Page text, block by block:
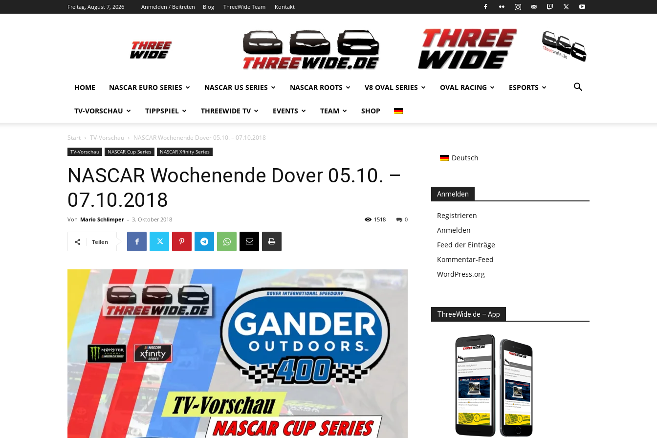
Freitag, August 7, 2026 Anmelden / Beitreten Blog ThreeWide Team Kontakt
HOME NASCAR EURO SERIES NASCAR US SERIES NASCAR ROOTS V8 OVAL SERIES OVAL RACING ESPORTS
TV-VORSCHAU TIPPSPIEL THREEWIDE TV EVENTS TEAM SHOP
Start TV-Vorschau NASCAR Wochenende Dover 05.10. – 07.10.2018
TV-Vorschau NASCAR Cup Series NASCAR Xfinity Series
NASCAR Wochenende Dover 05.10. –
07.10.2018
Von Mario Schlimper - 3. Oktober 2018 0
1518
Teilen
Deutsch
Anmelden
Registrieren
Anmelden
Feed der Einträge
Kommentar-Feed
WordPress.org
ThreeWide.de – App